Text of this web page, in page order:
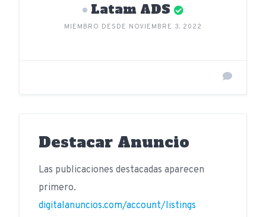
Latam ADS
MIEMBRO DESDE NOVIEMBRE 3, 2022
Destacar Anuncio
Las publicaciones destacadas aparecen
primero.
digitalanuncios.com/account/listings